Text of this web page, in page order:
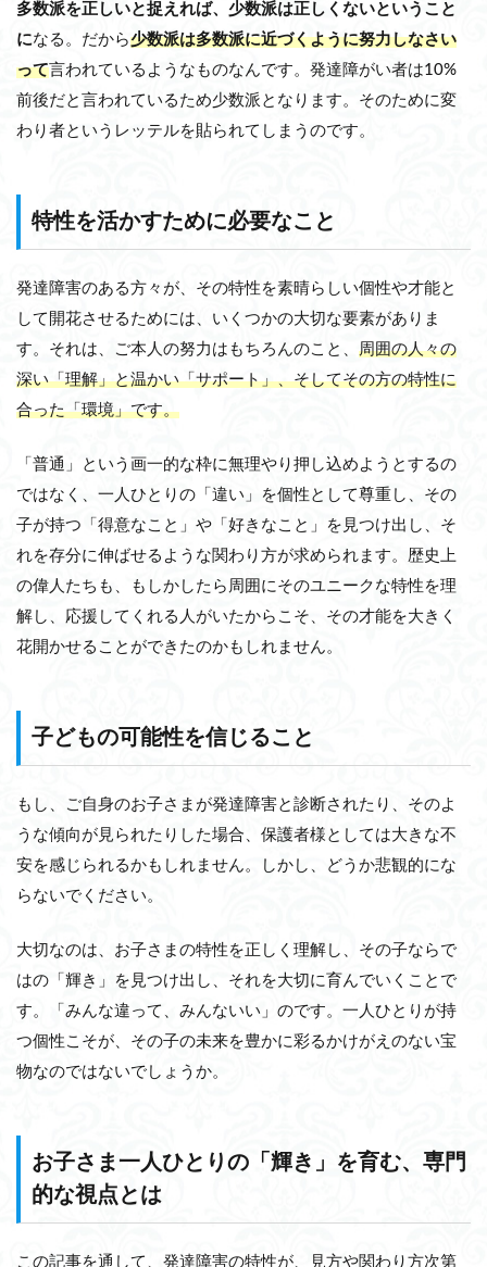
多数派を正しいと捉えれば、少数派は正しくないということ
になる。だから少数派は多数派に近づくように努力しなさい
って言われているようなものなんです。発達障がい者は10%
前後だと言われているため少数派となります。そのために変
わり者というレッテルを貼られてしまうのです。
特性を活かすために必要なこと
発達障害のある方々が、その特性を素晴らしい個性や才能と
して開花させるためには、いくつかの大切な要素がありま
す。 それは、ご本人の努力はもちろんのこと、 周囲の人々の
深い「理解」と温かい「サポート」、そしてその方の特性に
合った「環境」です。
「普通」という画一的な枠に無理やり押し込めようとするの
ではなく、一人ひとりの「違い」を個性として尊重し、その
子が持つ「得意なこと」や「好きなこと」を見つけ出し、そ
れを存分に伸ばせるような関わり方が求められます。 歴史上
の偉人たちも、もしかしたら周囲にそのユニークな特性を理
解し、応援してくれる人がいたからこそ、その才能を大きく
花開かせることができたのかもしれません。
子どもの可能性を信じること
もし、ご自身のお子さまが発達障害と診断されたり、そのよ
うな傾向が見られたりした場合、保護者様としては大きな不
安を感じられるかもしれません。しかし、どうか悲観的にな
らないでください。
大切なのは、お子さまの特性を正しく理解し、その子ならで
はの「輝き」を見つけ出し、それを大切に育んでいくことで
す。「みんな違って、みんないい」のです。一人ひとりが持
つ個性こそが、その子の未来を豊かに彩るかけがえのない宝
物なのではないでしょうか。
お子さま一人ひとりの「輝き」を育む、専門
的な視点とは
この記事を通して、発達障害の特性が、見方や関わり方次第